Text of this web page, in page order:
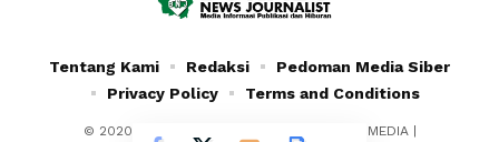
© 2020 - 2024 - PT. YAFRAN BORNEO MULTIMEDIA |
Tentang Kami Redaksi
Pedoman Media Siber
Privacy Policy
Terms and Conditions